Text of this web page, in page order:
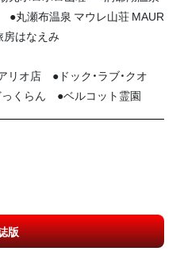
丸瀬布温泉 マウレ山荘 MAUR
はなえみ
リオ店 ●ドック・ラブ・クオ
くらん ●ベルコット霊園
版